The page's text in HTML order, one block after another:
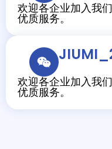
欢迎各企业加入我
优质服务。
欢迎各企业加入我
优质服务。